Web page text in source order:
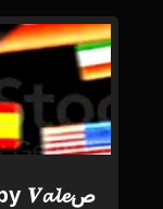
guys di tutto il mondo!!!! by 𝑽𝓪𝓵𝓮ص